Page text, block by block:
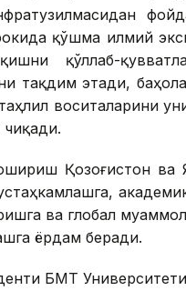
қўшма илмий
қўллаб-
тақдим этади,
воситаларини
Қозоғистон ва
ва глобал
ёрдам беради.
БМТ